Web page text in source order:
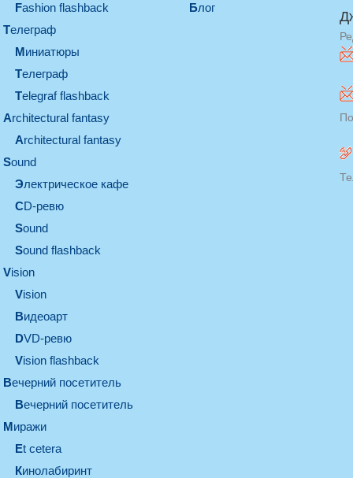
Fashion flashback
телеграф
миниатюры
телеграф
Telegraf flashback
architectural fantasy
architectural fantasy
sound
электрическое кафе
CD-ревю
sound
Sound flashback
vision
vision
видеоарт
DVD-ревю
Vision flashback
вечерний посетитель
вечерний посетитель
миражи
et cetera
кинолабиринт
Блог